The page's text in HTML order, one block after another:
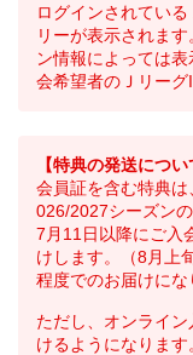
ログインされてい
リーが表示されま
ン情報によっては
会希望者のＪリーグ
【特典の発送につい
会員証を含む特典
026/2027シーズン
7月11日以降にご入
けします。（8月上
程度でのお届けにな
ただし、オンライ
けるようになります